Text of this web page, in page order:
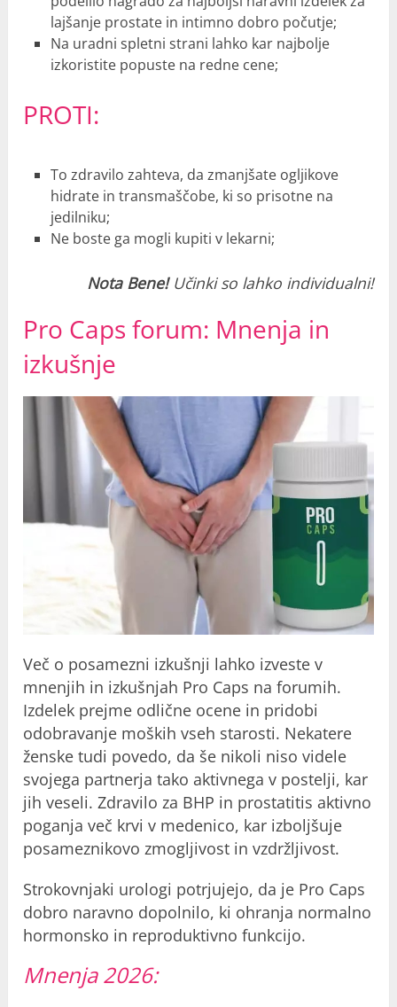
lajšanje prostate in intimno dobro počutje;
Na uradni spletni strani lahko kar najbolje
izkoristite popuste na redne cene;
PROTI:
To zdravilo zahteva, da zmanjšate ogljikove
hidrate in transmaščobe, ki so prisotne na
jedilniku;
Ne boste ga mogli kupiti v lekarni;
Nota Bene!Učinki so lahko individualni!
Pro Caps forum: Mnenja in
izkušnje
Več o posamezni izkušnji lahko izveste v
mnenjih in izkušnjah Pro Caps na forumih.
Izdelek prejme odlične ocene in pridobi
odobravanje moških vseh starosti. Nekatere
ženske tudi povedo, da še nikoli niso videle
svojega partnerja tako aktivnega v postelji, kar
jih veseli. Zdravilo za BHP in prostatitis aktivno
poganja več krvi v medenico, kar izboljšuje
posameznikovo zmogljivost in vzdržljivost.
Strokovnjaki urologi potrjujejo, da je Pro Caps
dobro naravno dopolnilo, ki ohranja normalno
hormonsko in reproduktivno funkcijo.
Mnenja 2026: